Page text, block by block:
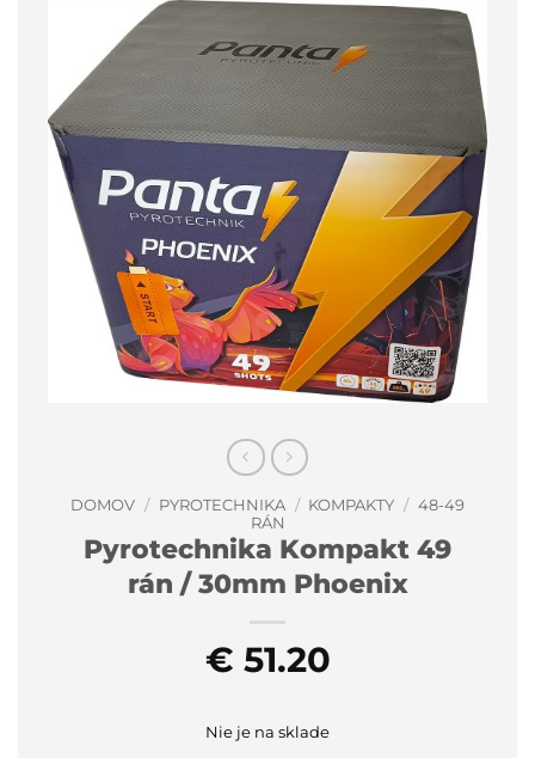
DOMOV / PYROTECHNIKA / KOMPAKTY / 48-49
RÁN
Pyrotechnika Kompakt 49
rán / 30mm Phoenix
€ 51.20
Nie je na sklade